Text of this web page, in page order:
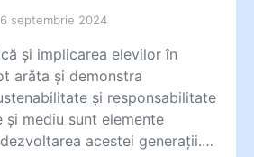
septembrie 2024
și implicarea elevilor în
arăta și demonstra
și responsabilitate
mediu sunt elemente
acestei generații.…